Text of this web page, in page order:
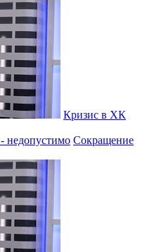
Кризис в ХК
Сокращение